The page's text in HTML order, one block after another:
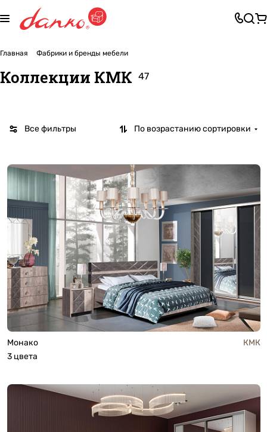
Главная Фабрики и бренды мебели
Коллекции КМК 47
Все фильтры По возрастанию сортировки
Монако
КМК
3 цвета